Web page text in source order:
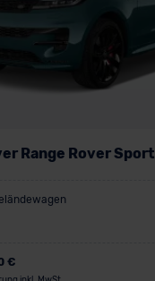
Range Rover Sport
€